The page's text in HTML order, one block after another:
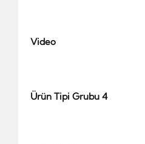
Video
Ürün Tipi Grubu 4